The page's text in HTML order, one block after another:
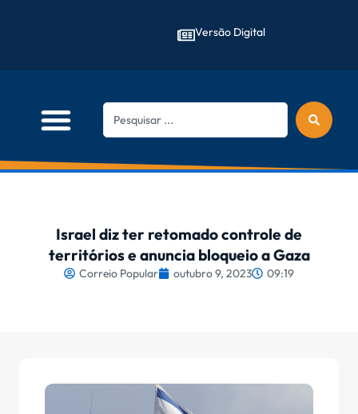
Versão Digital
Israel diz ter retomado controle de
territórios e anuncia bloqueio a Gaza
Correio Popular outubro 9, 2023 09:19